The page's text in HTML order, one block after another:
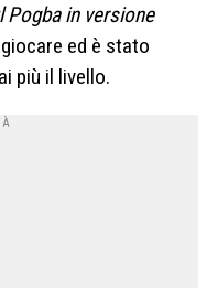
Pogba in versione
ed è stato
più il livello.